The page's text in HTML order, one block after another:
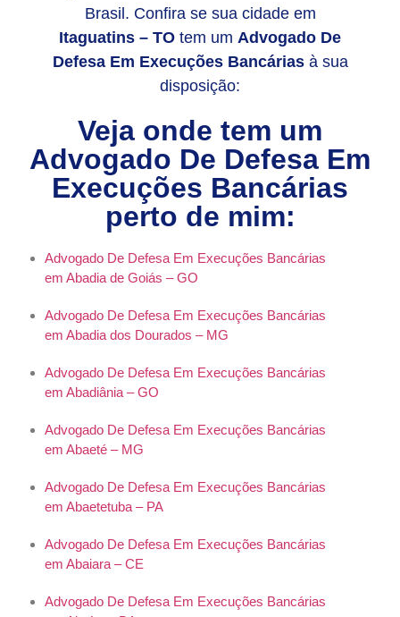
Brasil. Confira se sua cidade em
Itaguatins – TO tem um Advogado De
Defesa Em Execuções Bancáriasà sua
disposição:
Veja onde tem um
Advogado De Defesa Em
Execuções Bancárias
perto de mim:
Advogado De Defesa Em Execuções Bancárias
em Abadia de Goiás – GO
Advogado De Defesa Em Execuções Bancárias
em Abadia dos Dourados – MG
Advogado De Defesa Em Execuções Bancárias
em Abadiânia – GO
Advogado De Defesa Em Execuções Bancárias
em Abaeté – MG
Advogado De Defesa Em Execuções Bancárias
em Abaetetuba – PA
Advogado De Defesa Em Execuções Bancárias
em Abaiara – CE
Advogado De Defesa Em Execuções Bancárias